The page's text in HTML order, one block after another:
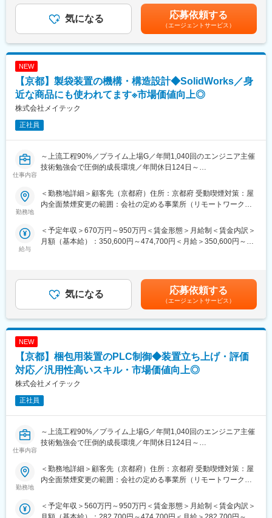
■主要取引先／敬称略：
株式会社デンソー、三菱重工業株式会社、ソニーセミコンダクタ
ソリューションズ株式会社、株式会社ニコン、株式会社日立ハイ
ＳＵＢＡＲＵ、ヤマハ発動機株式会社、トヨタ自動車株式会社等
取引先4,000社（グループ計）
変更の範囲：会社の定める業務
ト設計をご担当いただきます。
■製品：
・ASIC
・VCS、SpyGlass
■組織構成：
エンジニア8名（電気設計8名）
■得られる経験：
して大規模な集積回路開発に関する技術習得が可能であり、キャ
リアの幅を大きく広げて頂けると考えております。
◎エンジニアとしての市場価値向上が年収に直結する評価制度
（年収1000万円超えの現役エンジニアも在籍）
◎業界や職種を超えたメイテックの仲間とつながり自主勉強会も
含め技術力を研鑽可能
◎配属先メーカーの現場新入社員OJT・技術指導を担うほどの技
術力への圧倒的信頼
◎技術単価平均5,881円のハイレベルなPJTを担当可能
◎上流工程PJTが約90%
株式会社デンソー、三菱重工業株式会社、ソニーセミコンダクタ
ソリューションズ株式会社、株式会社ニコン、株式会社日立ハイ
テク、本田技研工業株式会社、株式会社デンソーテン、株式会社
ＳＵＢＡＲＵ、ヤマハ発動機株式会社、トヨタ自動車株式会社等
取引先4,000社（グループ計）
変更の範囲：会社の定める業務
気になる 応募依頼する
（エージェントサービス）
NEW
【京都】製袋装置の機構・構造設計◆SolidWorks／身
近な商品にも使われてます※市場価値向上◎
株式会社メイテック
正社員
仕事内容
～上流工程90%／プライム上場G／年間1,040回のエンジニア主催
技術勉強会で圧倒的成長環境／年間休日124日～
■業務内容：
各ユニットごとの機構設計に加えて装置全体の設計業務にご対応
・解析業務
業務、解析業務にご対応いただきます。また、担当業務レベルと
しては全体構想から部分構想、実務、付帯業務までをご対応いた
だきます。
■製品：
■ツール／開発環境：
・SolidWorks
■得られる経験：
産業用装置の設計の一連を経験でき、機構や板金の知識もつくこ
■魅力：
◎年間1040回のエンジニア主催技術勉強会で圧倒的成長環境
◎業界や職種を超えたメイテックの仲間とつながり自主勉強会も
◎最先端の技術情報を知る担当営業とともに身に着けるべき技術
勤務地
＜勤務地詳細＞顧客先（京都府）住所：京都府 受動喫煙対策：屋
内全面禁煙変更の範囲：会社の定める事業所（リモートワーク含
給与
＜予定年収＞670万円～950万円＜賃金形態＞月給制＜賃金内訳＞
月額（基本給）：350,600円～474,700円＜月給＞350,600円～
気になる 応募依頼する
（エージェントサービス）
NEW
【京都】梱包用装置のPLC制御◆装置立ち上げ・評価
対応／汎用性高いスキル・市場価値向上◎
株式会社メイテック
正社員
仕事内容
～上流工程90%／プライム上場G／年間1,040回のエンジニア主催
技術勉強会で圧倒的成長環境／年間休日124日～
■業務内容：
梱包用装置の制御プログラム(PLC)の評価、現場対応にご対応いた
・ラダー図の作成・変更
勤務地
＜勤務地詳細＞顧客先（京都府）住所：京都府 受動喫煙対策：屋
内全面禁煙変更の範囲：会社の定める事業所（リモートワーク含
＜予定年収＞560万円～950万円＜賃金形態＞月給制＜賃金内訳＞